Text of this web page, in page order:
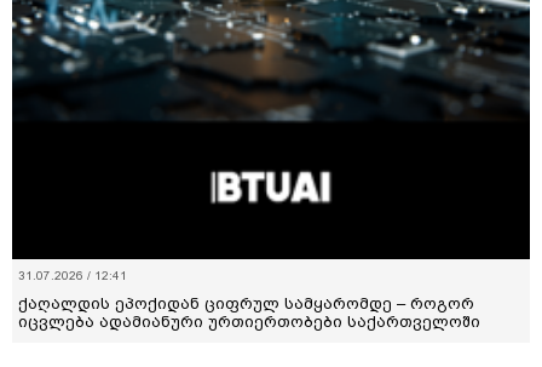
31.07.2026 / 12:41
ქაღალდის ეპოქიდან ციფრულ სამყარომდე – როგორ
იცვლება ადამიანური ურთიერთობები საქართველოში